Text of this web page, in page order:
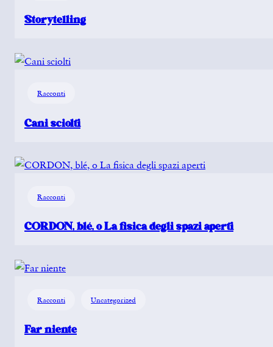
Storytelling
Racconti
Cani sciolti
Racconti
CORDON, blé, o La fisica degli spazi aperti
Racconti Uncategorized
Far niente